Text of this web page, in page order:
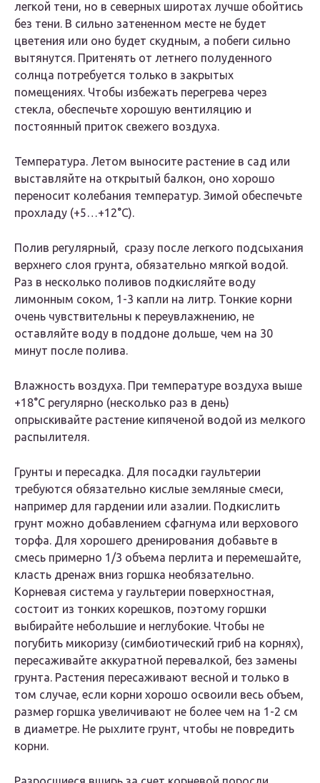
легкой тени, но в северных широтах лучше обойтись
без тени. В сильно затененном месте не будет
цветения или оно будет скудным, а побеги сильно
вытянутся. Притенять от летнего полуденного
солнца потребуется только в закрытых
помещениях. Чтобы избежать перегрева через
стекла, обеспечьте хорошую вентиляцию и
постоянный приток свежего воздуха.
Температура. Летом выносите растение в сад или
выставляйте на открытый балкон, оно хорошо
переносит колебания температур. Зимой обеспечьте
прохладу (+5…+12°C).
Полив регулярный, сразу после легкого подсыхания
верхнего слоя грунта, обязательно мягкой водой.
Раз в несколько поливов подкисляйте воду
лимонным соком, 1-3 капли на литр. Тонкие корни
очень чувствительны к переувлажнению, не
оставляйте воду в поддоне дольше, чем на 30
минут после полива.
Влажность воздуха. При температуре воздуха выше
+18°C регулярно (несколько раз в день)
опрыскивайте растение кипяченой водой из мелкого
распылителя.
Грунты и пересадка. Для посадки гаультерии
требуются обязательно кислые земляные смеси,
например для гардении или азалии. Подкислить
грунт можно добавлением сфагнума или верхового
торфа. Для хорошего дренирования добавьте в
смесь примерно 1/3 объема перлита и перемешайте,
класть дренаж вниз горшка необязательно.
Корневая система у гаультерии поверхностная,
состоит из тонких корешков, поэтому горшки
выбирайте небольшие и неглубокие. Чтобы не
погубить микоризу (симбиотический гриб на корнях),
пересаживайте аккуратной перевалкой, без замены
грунта. Растения пересаживают весной и только в
том случае, если корни хорошо освоили весь объем,
размер горшка увеличивают не более чем на 1-2 см
в диаметре. Не рыхлите грунт, чтобы не повредить
корни.